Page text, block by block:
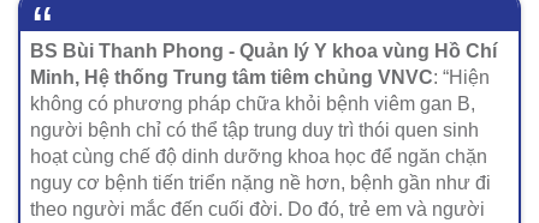
BS Bùi Thanh Phong - Quản lý Y khoa vùng Hồ Chí
Minh, Hệ thống Trung tâm tiêm chủng VNVC: “Hiện
không có phương pháp chữa khỏi bệnh viêm gan B,
người bệnh chỉ có thể tập trung duy trì thói quen sinh
hoạt cùng chế độ dinh dưỡng khoa học để ngăn chặn
nguy cơ bệnh tiến triển nặng nề hơn, bệnh gần như đi
theo người mắc đến cuối đời. Do đó, trẻ em và người